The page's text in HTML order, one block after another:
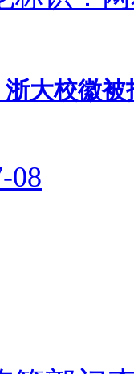
大校徽
08